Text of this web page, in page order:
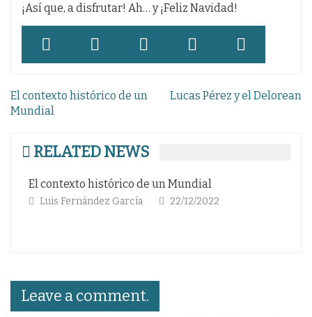
¡Así que, a disfrutar! Ah… y ¡Feliz Navidad!
Navegación
de
El contexto histórico de un
Mundial
Lucas Pérez y el Delorean
RELATED NEWS
El contexto histórico de un Mundial
Luis Fernández García 22/12/2022
Leave a comment.